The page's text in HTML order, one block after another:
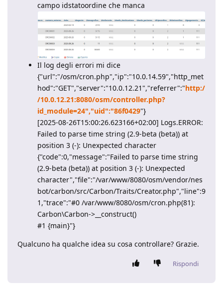
campo idstatoordine che manca
Il log degli errori mi dice
{"url":"/osm/cron.php","ip":"10.0.14.59","http_met
hod":"GET","server":"10.0.12.21","referrer":"http:/
/10.0.12.21:8080/osm/controller.php?
id_module=24","uid":"86f0429"}
[2025-08-26T15:00:26.623166+02:00] Logs.ERROR:
Failed to parse time string (2.9-beta (beta)) at
position 3 (-): Unexpected character
{"code":0,"message":"Failed to parse time string
(2.9-beta (beta)) at position 3 (-): Unexpected
character","file":"/var/www/8080/osm/vendor/nes
bot/carbon/src/Carbon/Traits/Creator.php","line":9
1,"trace":"#0 /var/www/8080/osm/cron.php(81):
Carbon\Carbon->__construct()
#1 {main}"}
Qualcuno ha qualche idea su cosa controllare? Grazie.
Rispondi